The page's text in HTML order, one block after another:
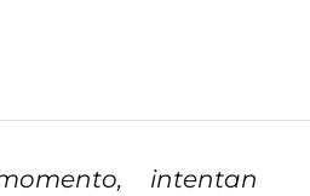
intentan